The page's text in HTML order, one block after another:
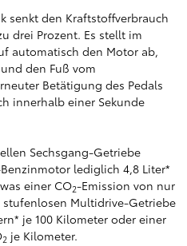
senkt den Kraftstoffverbrauch
drei Prozent. Es stellt im
automatisch den Motor ab,
den Fuß vom
Betätigung des Pedals
innerhalb einer Sekunde
Sechsgang-Getriebe
lediglich 4,8 Liter*
einer CO2-Emission von nur
Multidrive-Getriebe
je 100 Kilometer oder einer
2 je Kilometer.